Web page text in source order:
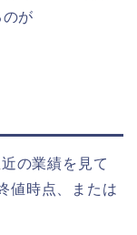
が
の業績を見て
値時点、または